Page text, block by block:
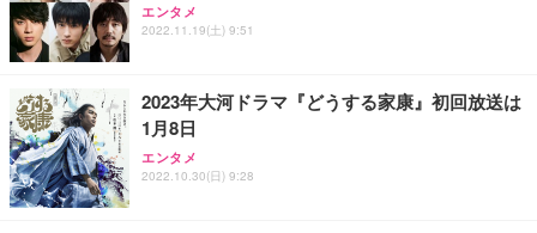
エンタメ
2022.11.19(土) 9:51
2023年大河ドラマ『どうする家康』初回放送は
1月8日
エンタメ
2022.10.30(日) 9:28